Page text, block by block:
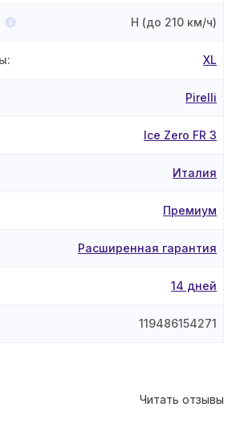
H (до 210 км/ч)
: XL
Pirelli
Ice Zero FR 3
Италия
Премиум
Расширенная гарантия
14 дней
119486154271
Читать отзывы